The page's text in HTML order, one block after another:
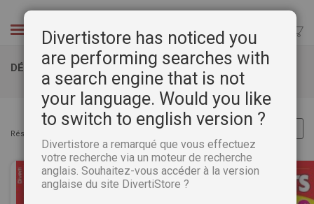
Chercher
DÉMÊLE MOTS SUPER BOOK
Résultats :
Divertistore has noticed you
are performing searches with
a search engine that is not
your language. Would you like
to switch to english version ?
Divertistore a remarqué que vous effectuez
votre recherche via un moteur de recherche
anglais. Souhaitez-vous accéder à la version
anglaise du site DivertiStore ?